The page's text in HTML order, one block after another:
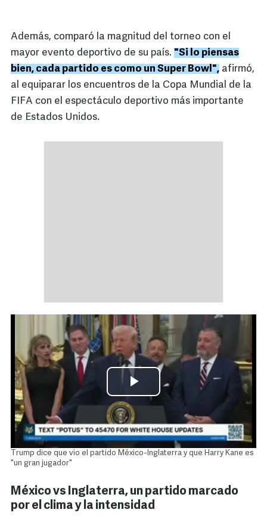
Además, comparó la magnitud del torneo con el
mayor evento deportivo de su país. "Si lo piensas
bien, cada partido es como un Super Bowl", afirmó,
al equiparar los encuentros de la Copa Mundial de la
FIFA con el espectáculo deportivo más importante
de Estados Unidos.
Trump dice que vio el partido México-Inglaterra y que Harry Kane es
"un gran jugador"
México vs Inglaterra, un partido marcado
por el clima y la intensidad